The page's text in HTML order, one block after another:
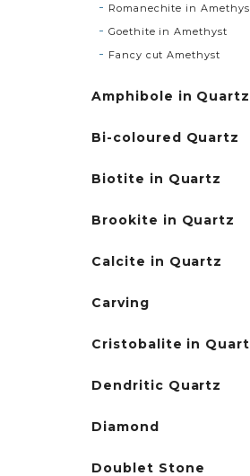
Romanechite in
Goethite in Amethyst
Fancy cut Amethyst
Amphibole in Quartz
Bi-coloured Quartz
Biotite in Quartz
Brookite in Quartz
Calcite in Quartz
Carving
Cristobalite in
Dendritic Quartz
Diamond
Doublet Stone